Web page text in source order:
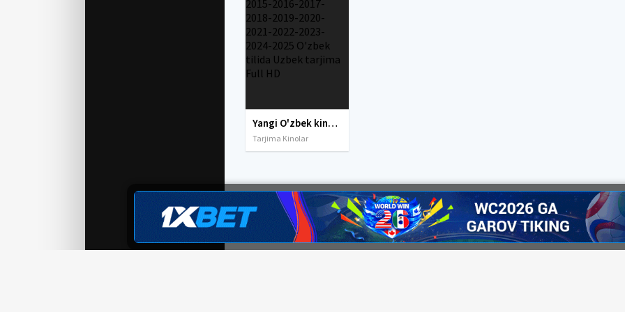
Yangi O'zbek kinolar 2010-2011-2012-2013-2014-2015-2016-2017-2018-2019-2020-2021-2022-2023-2024-2025 O'zbek tilida Uzbek tarjima Full HD
Tarjima Kinolar